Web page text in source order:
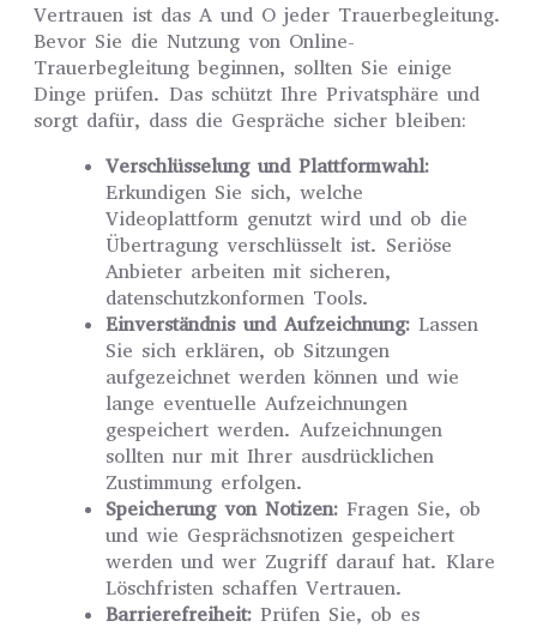
Vertrauen ist das A und O jeder Trauerbegleitung.
Bevor Sie die Nutzung von Online-
Trauerbegleitung beginnen, sollten Sie einige
Dinge prüfen. Das schützt Ihre Privatsphäre und
sorgt dafür, dass die Gespräche sicher bleiben:
Verschlüsselung und Plattformwahl:
Erkundigen Sie sich, welche
Videoplattform genutzt wird und ob die
Übertragung verschlüsselt ist. Seriöse
Anbieter arbeiten mit sicheren,
datenschutzkonformen Tools.
Einverständnis und Aufzeichnung: Lassen
Sie sich erklären, ob Sitzungen
aufgezeichnet werden können und wie
lange eventuelle Aufzeichnungen
gespeichert werden. Aufzeichnungen
sollten nur mit Ihrer ausdrücklichen
Zustimmung erfolgen.
Speicherung von Notizen: Fragen Sie, ob
und wie Gesprächsnotizen gespeichert
werden und wer Zugriff darauf hat. Klare
Löschfristen schaffen Vertrauen.
Barrierefreiheit: Prüfen Sie, ob es